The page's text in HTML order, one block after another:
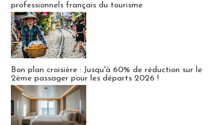
professionnels français du tourisme
Bon plan croisière : Jusqu'à 60% de réduction sur le
2ème passager pour les départs 2026 !